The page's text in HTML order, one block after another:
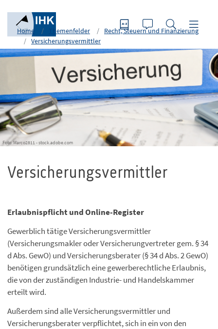
Home Themenfelder
Recht, Steuern und Finanzierung
Versicherungsvermittler
Foto: Marco2811 - stock.adobe.com
Versicherungsvermittler
Erlaubnispflicht und Online-Register
Gewerblich tätige Versicherungsvermittler
(Versicherungsmakler oder Versicherungvertreter gem. § 34
d Abs. GewO) und Versicherungsberater (§ 34 d Abs. 2 GewO)
benötigen grundsätzlich eine gewerberechtliche Erlaubnis,
die von der zuständigen Industrie- und Handelskammer
erteilt wird.
Außerdem sind alle Versicherungsvermittler und
Versicherungsberater verpflichtet, sich in ein von den